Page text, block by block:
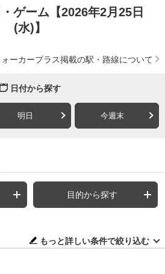
ゲーム【2026年2月25日
(水)】
ォーカープラス掲載の駅・路線について
日付から探す
明日 今週末
目的から探す
もっと詳しい条件で絞り込む